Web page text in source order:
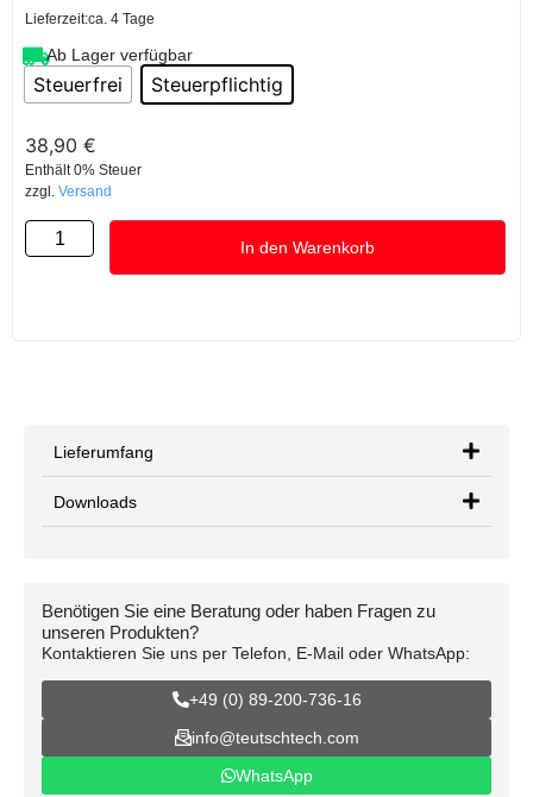
Lieferzeit:ca. 4 Tage
Ab Lager verfügbar
Steuerfrei Steuerpflichtig
38,90 €
Enthält 0% Steuer
zzgl. Versand
In den Warenkorb
Lieferumfang
Downloads
Benötigen Sie eine Beratung oder haben Fragen zu
unseren Produkten?
Kontaktieren Sie uns per Telefon, E-Mail oder WhatsApp:
+49 (0) 89-200-736-16
info@teutschtech.com
WhatsApp